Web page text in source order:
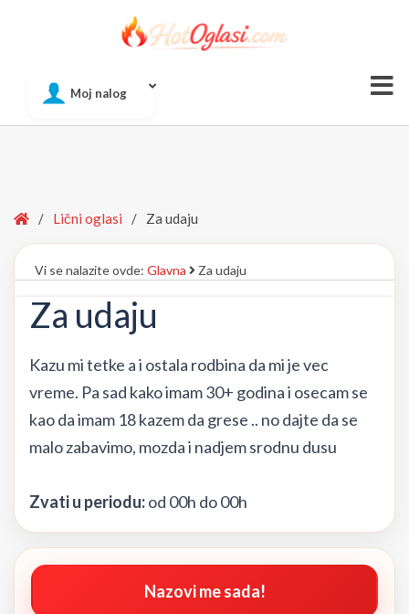
Moj nalog
Home
/ Lični oglasi / Za udaju
Vi se nalazite ovde: Glavna Za udaju
Za udaju
Kazu mi tetke a i ostala rodbina da mi je vec
vreme. Pa sad kako imam 30+ godina i osecam se
kao da imam 18 kazem da grese .. no dajte da se
malo zabavimo, mozda i nadjem srodnu dusu
Zvati u periodu:od 00h do 00h
Nazovi me sada!